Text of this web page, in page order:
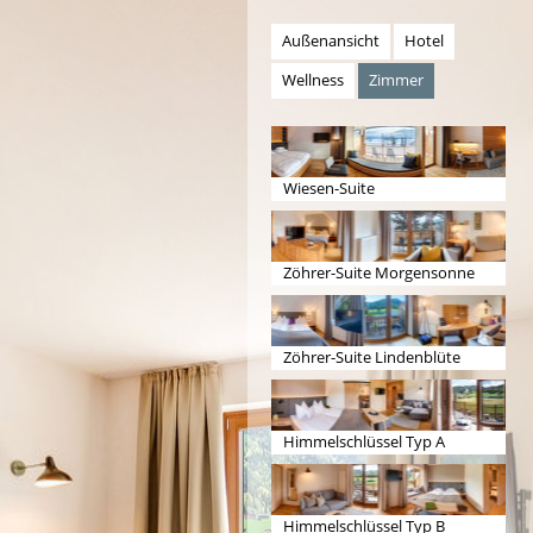
Außenansicht
Hotel
Wellness
Zimmer
Wiesen-Suite
Zöhrer-Suite Morgensonne
Zöhrer-Suite Lindenblüte
Himmelschlüssel Typ A
Himmelschlüssel Typ B